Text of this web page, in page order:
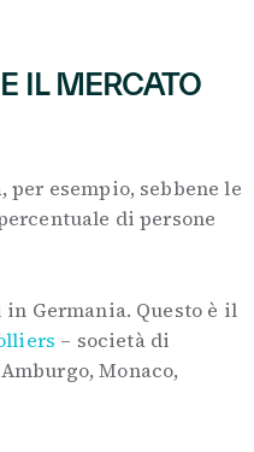
IL MERCATO
esempio, sebbene le
di persone
Germania. Questo è il
– società di
Monaco,